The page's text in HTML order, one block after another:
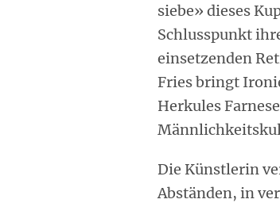
siebe» dieses
Schlusspunkt
einsetzenden
Fries bringt
Herkules
Die Künstlerin
Abständen, in